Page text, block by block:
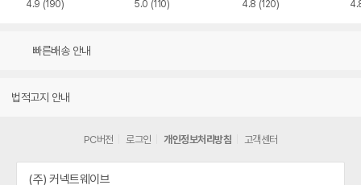
4.9 (190) 5.0 (110) 4.8 (120)
빠른배송 안내
법적고지 안내
PC버전 로그인 개인정보처리방침 고객센터
(주) 커넥트웨이브